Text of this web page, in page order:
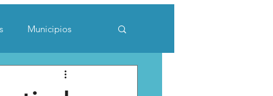
Municipios